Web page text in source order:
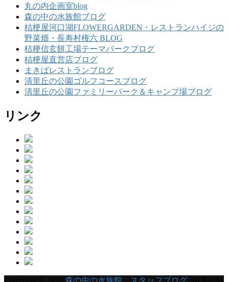
丸の内企画室blog
森の中の水族館ブログ
桔梗屋河口湖FLOWERGARDEN・レストランハイジの
野菜畑・長寿村権六 BLOG
桔梗信玄餅工場テーマパークブログ
桔梗屋直営店ブログ
まきばレストランブログ
清里丘の公園ゴルフコースブログ
清里丘の公園ファミリーパーク＆キャンプ場ブログ
リンク
森の中の水族館。スタッフブログ